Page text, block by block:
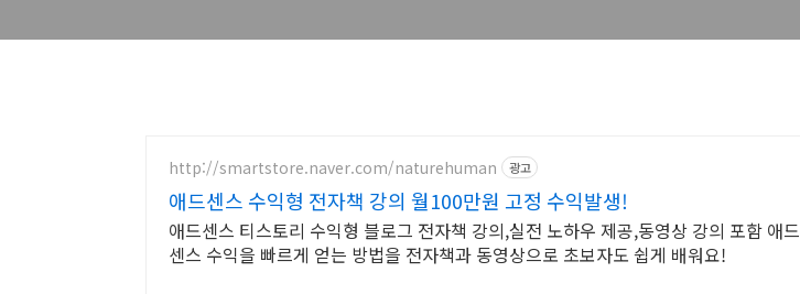
http://smartstore.naver.com/naturehuman 광고
애드센스 수익형 전자책 강의 월100만원 고정 수익발생!
애드센스 티스토리 수익형 블로그 전자책 강의,실전 노하우 제공,동영상 강의 포함 애드
센스 수익을 빠르게 얻는 방법을 전자책과 동영상으로 초보자도 쉽게 배워요!